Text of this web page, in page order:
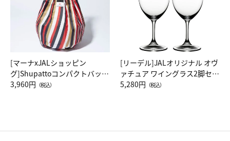
[マーナxJALショッピン
グ]Shupattoコンパクトバッグ
Drop JAL客室乗務員（LC）ス
3,960円 （税込）
[リーデル]JALオリジナル オヴ
ァチュア ワイングラス2脚セッ
ト（レッドワイン）
5,280円 （税込）